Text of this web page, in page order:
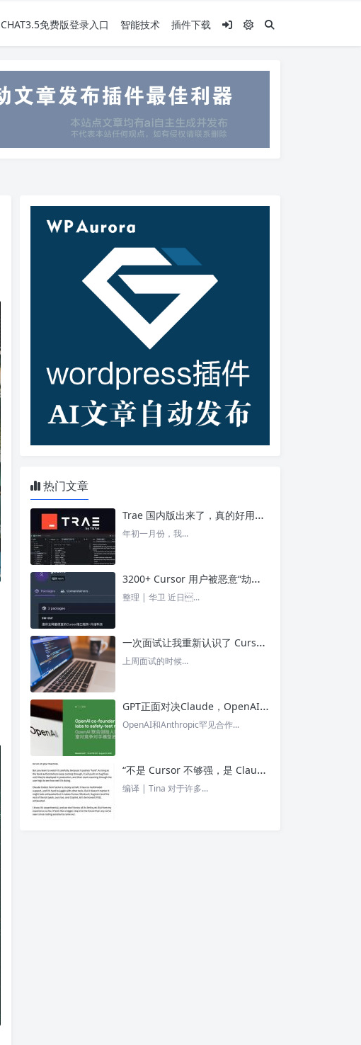
CHAT3.5免费版登录入口 智能技术 插件下载
热门文章
Trae 国内版出来了，真的好用吗？ – 今日头条
年初一月份，我...
3200+ Cursor 用户被恶意“劫持”！贪图“便宜 API”却惨遭收割， AI 开发者们要小心了 – 今日头条
整理 | 华卫 近日...
一次面试让我重新认识了 Cursor – 今日头条
上周面试的时候...
GPT正面对决Claude，OpenAI竟没全赢，AI安全「极限大测」真相曝光 – 今日头条
OpenAI和Anthropic罕见合作...
“不是 Cursor 不够强，是 Claude Code 太猛了” ！创始人详解Claude Code如何改写编程方式 – 今日头条
编译 | Tina 对于许多...